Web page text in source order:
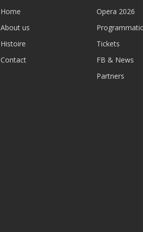
Home
About us
Histoire
Contact
Opera 2026
Tickets
FB & News
Partners